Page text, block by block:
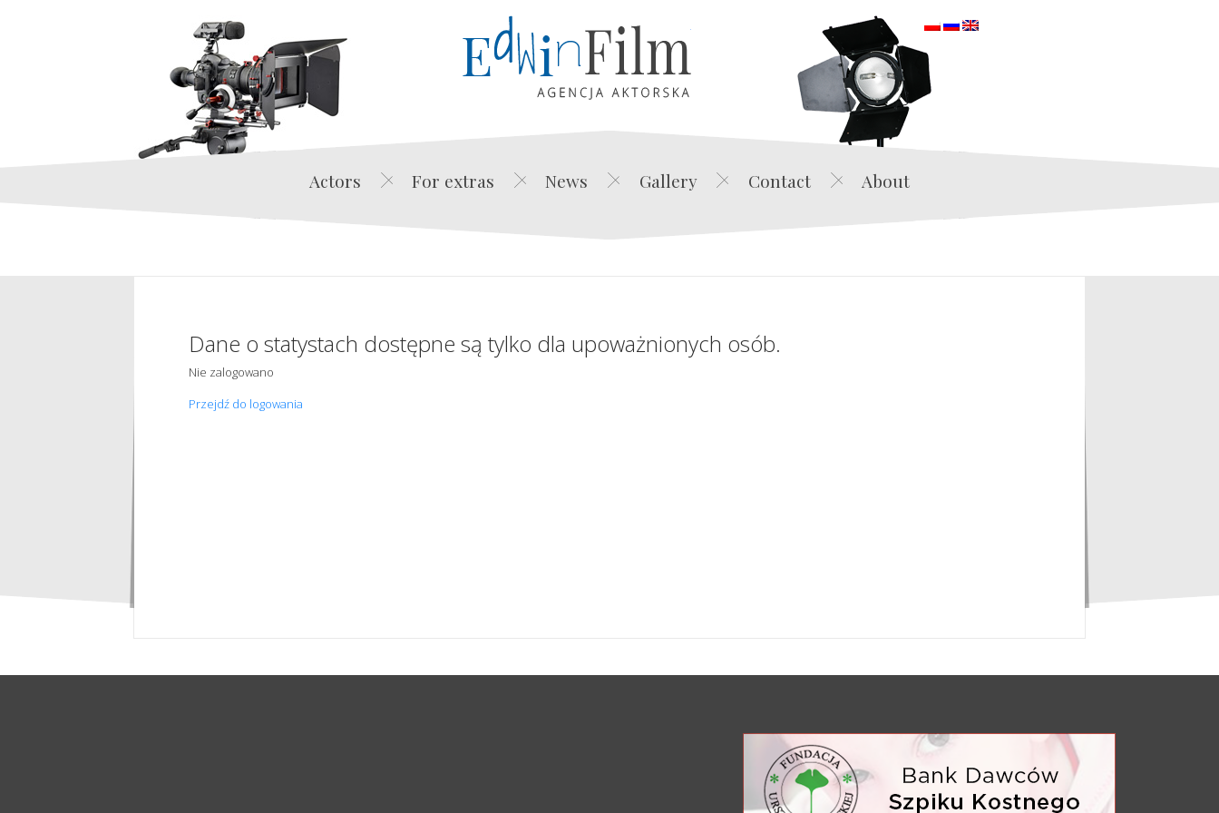
Edwin Film Agencja Aktorska
Actors For extras News Gallery Contact About
Dane o statystach dostępne są tylko dla upoważnionych osób.
Nie zalogowano
Przejdź do logowania